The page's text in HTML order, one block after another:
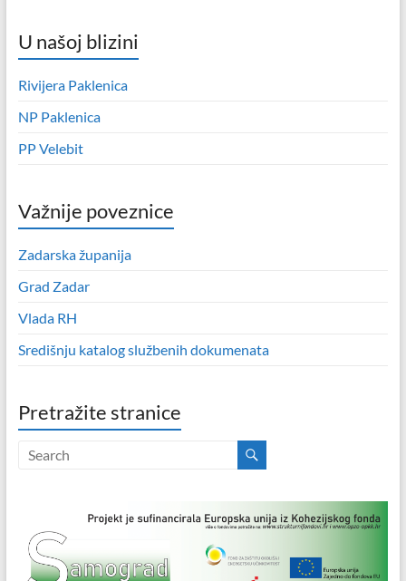
U našoj blizini
Rivijera Paklenica
NP Paklenica
PP Velebit
Važnije poveznice
Zadarska županija
Grad Zadar
Vlada RH
Središnju katalog službenih dokumenata
Pretražite stranice